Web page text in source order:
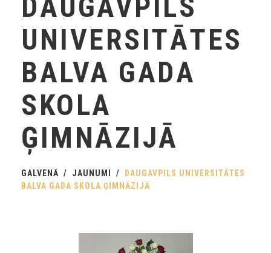
DAUGAVPILS
UNIVERSITĀTES
BALVA GADA
SKOLA
ĢIMNĀZIJĀ
GALVENĀ JAUNUMI
DAUGAVPILS UNIVERSITĀTES
BALVA GADA SKOLA ĢIMNĀZIJĀ